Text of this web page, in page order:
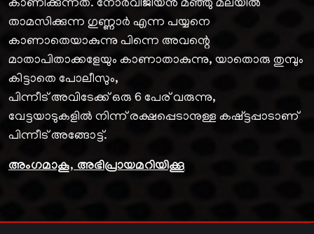
കാണിക്കുന്നത്. നോർവിജിയൻ മഞ്ഞു മലയിൽ
താമസിക്കുന്ന ഗുണ്ണാർ എന്ന പയ്യനെ
കാണാതെയാകുന്നു പിന്നെ അവന്റെ
മാതാപിതാക്കളേയും കാണാതാകുന്നു, യാതൊരു തുമ്പും
കിട്ടാതെ പോലീസും,
പിന്നീട് അവിടേക്ക് ഒരു 6 പേര് വരുന്നു,
വേട്ടയാടുകളിൽ നിന്ന് രക്ഷപ്പെടാനുള്ള കഷ്ട്ടപ്പാടാണ്
പിന്നീട് അങ്ങോട്ട്.
അംഗമാകൂ, അഭിപ്രായമറിയിക്കൂ